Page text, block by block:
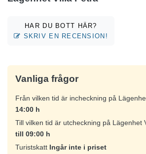
HAR DU BOTT HÄR?
SKRIV EN RECENSION!
Vanliga frågor
Från vilken tid är incheckning på
14:00 h
Till vilken tid är utcheckning på Lägenhet
till 09:00 h
Turistskatt Ingår inte i priset